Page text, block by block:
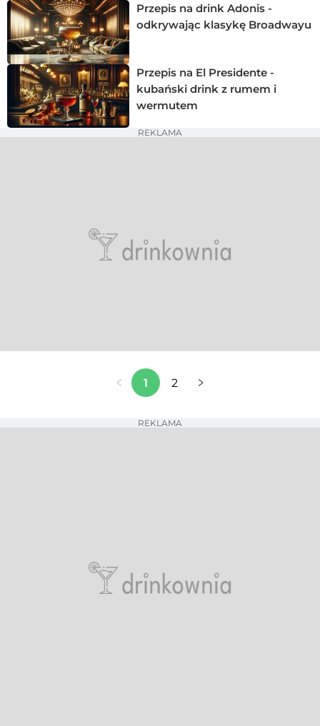
Przepis na drink Adonis -
odkrywając klasykę Broadwayu
Przepis na El Presidente -
kubański drink z rumem i
wermutem
REKLAMA
1 2
REKLAMA